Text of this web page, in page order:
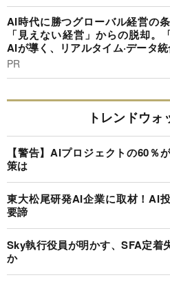
AI時代に勝つグローバル経営の
「見えない経営」からの脱却。
AIが導く、リアルタイム·データ
PR
トレンドウォ
【警告】AIプロジェクトの60％
策は
東大松尾研発AI企業に取材！AI
要諦
Sky執行役員が明かす、SFA定着
か